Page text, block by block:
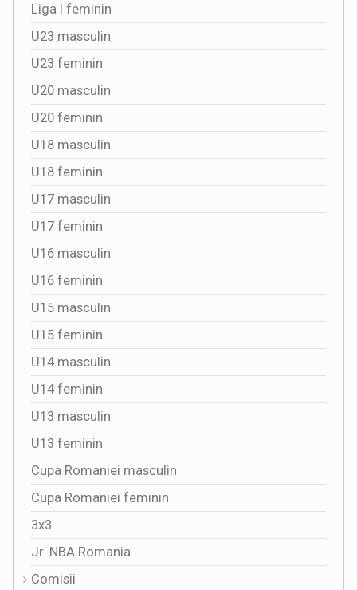
Liga I feminin
U23 masculin
U23 feminin
U20 masculin
U20 feminin
U18 masculin
U18 feminin
U17 masculin
U17 feminin
U16 masculin
U16 feminin
U15 masculin
U15 feminin
U14 masculin
U14 feminin
U13 masculin
U13 feminin
Cupa Romaniei masculin
Cupa Romaniei feminin
3x3
Jr. NBA Romania
Comisii